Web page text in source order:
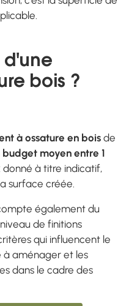
d'une
bois ?
à ossature en bois de
budget moyen entre 1
donné à titre indicatif,
surface créée.
également du
de finitions
qui influencent le
à aménager et les
dans le cadre des